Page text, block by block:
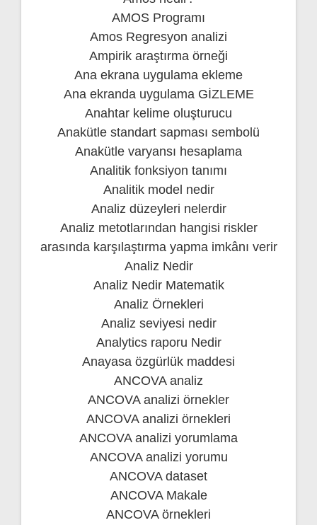
AMOS Programı
Amos Regresyon analizi
Ampirik araştırma örneği
Ana ekrana uygulama ekleme
Ana ekranda uygulama GİZLEME
Anahtar kelime oluşturucu
Anakütle standart sapması sembolü
Anakütle varyansı hesaplama
Analitik fonksiyon tanımı
Analitik model nedir
Analiz düzeyleri nelerdir
Analiz metotlarından hangisi riskler
arasında karşılaştırma yapma imkânı verir
Analiz Nedir
Analiz Nedir Matematik
Analiz Örnekleri
Analiz seviyesi nedir
Analytics raporu Nedir
Anayasa özgürlük maddesi
ANCOVA analiz
ANCOVA analizi örnekler
ANCOVA analizi örnekleri
ANCOVA analizi yorumlama
ANCOVA analizi yorumu
ANCOVA dataset
ANCOVA Makale
ANCOVA örnekleri